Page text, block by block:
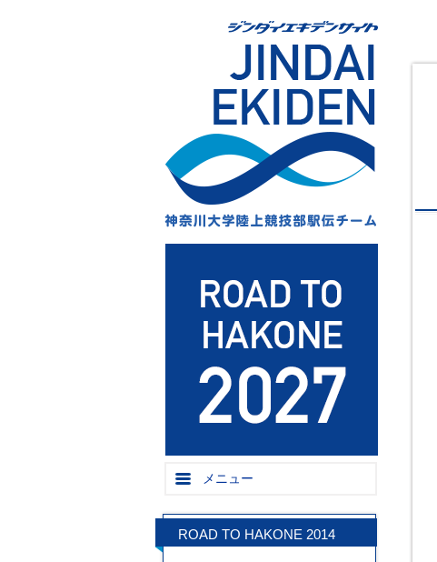
メニュー
ROAD TO HAKONE 2014